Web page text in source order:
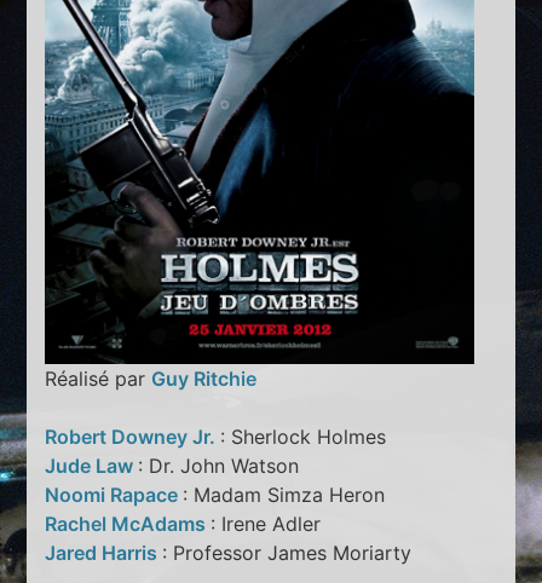
Réalisé par Guy Ritchie
Robert Downey Jr. : Sherlock Holmes
Jude Law : Dr. John Watson
Noomi Rapace : Madam Simza Heron
Rachel McAdams : Irene Adler
Jared Harris : Professor James Moriarty